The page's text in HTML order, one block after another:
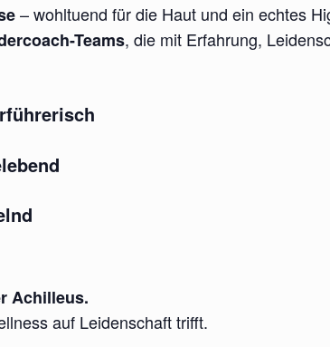
– wohltuend für die Haut und ein echtes
Teams, die mit Erfahrung,
Achilleus.
auf Leidenschaft trifft.